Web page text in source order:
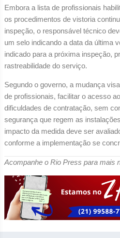
Embora a lista de profissionais
os procedimentos de vistoria
inspeção, o responsável técnico
um selo indicando a data da última
indicado para a próxima inspeção,
rastreabilidade do serviço.
Segundo o governo, a mudança
de profissionais, facilitar o acesso
dificuldades de contratação, sem
segurança que regem as
impacto da medida deve ser
conforme a implementação se
Acompanhe o Rio Press para mais